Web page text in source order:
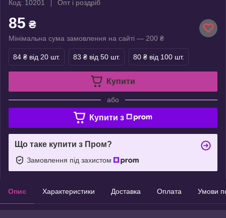
Код: 10201
Опт і роздріб
85 ₴
Мінімальна сума замовлення на сайті — 200 ₴
84 ₴ від 20 шт. 83 ₴ від 50 шт. 80 ₴ від 100 шт.
Купити
або
Купити з
Що таке купити з Пром?
Замовлення під захистом
Опис Характеристики Доставка Оплата Умови